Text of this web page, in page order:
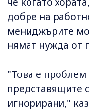
добре на
мениджърите
нямат нужда от
"Това е
представящите
игнорирани,"